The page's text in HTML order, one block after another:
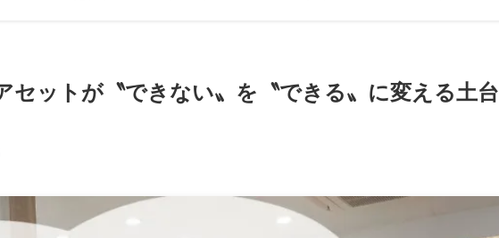
セットが〝できない〟を〝できる〟に変える土台